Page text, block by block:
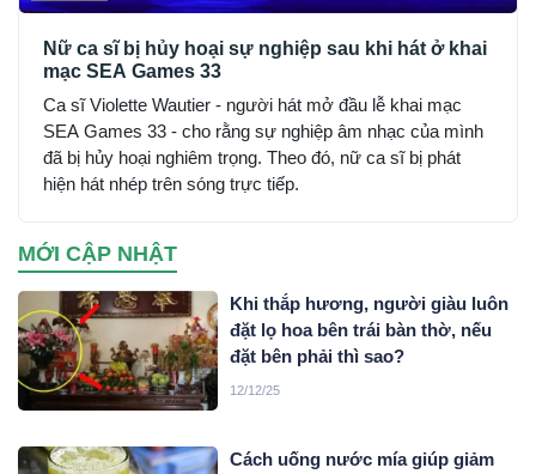
Nữ ca sĩ bị hủy hoại sự nghiệp sau khi hát ở khai
mạc SEA Games 33
Ca sĩ Violette Wautier - người hát mở đầu lễ khai mạc
SEA Games 33 - cho rằng sự nghiệp âm nhạc của mình
đã bị hủy hoại nghiêm trọng. Theo đó, nữ ca sĩ bị phát
hiện hát nhép trên sóng trực tiếp.
MỚI CẬP NHẬT
Khi thắp hương, người giàu luôn
đặt lọ hoa bên trái bàn thờ, nếu
đặt bên phải thì sao?
12/12/25
Cách uống nước mía giúp giảm